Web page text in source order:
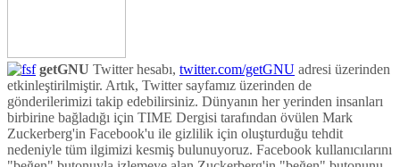
getGNU Twitter hesabı, twitter.com/getGNU adresi üzerinden
etkinleştirilmiştir. Artık, Twitter sayfamız üzerinden de
gönderilerimizi takip edebilirsiniz. Dünyanın her yerinden insanları
birbirine bağladığı için TIME Dergisi tarafından övülen Mark
Zuckerberg'in Facebook'u ile gizlilik için oluşturduğu tehdit
nedeniyle tüm ilgimizi kesmiş bulunuyoruz. Facebook kullanıcılarını